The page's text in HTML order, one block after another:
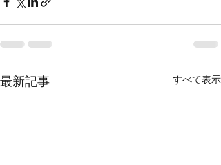
最新記事 すべて表示